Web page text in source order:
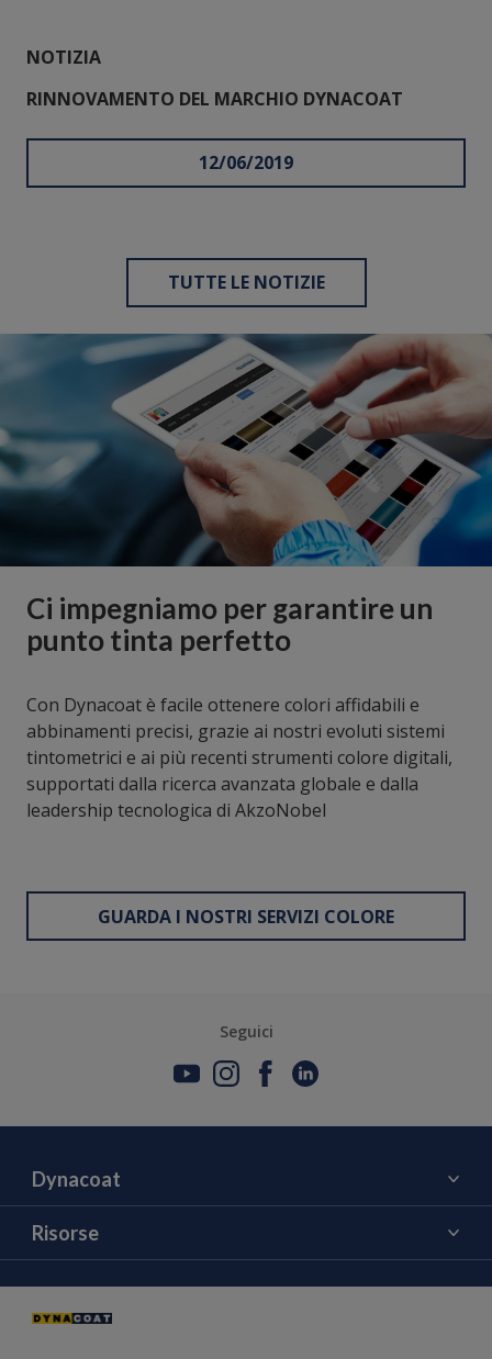
NOTIZIA
RINNOVAMENTO DEL MARCHIO DYNACOAT
12/06/2019
TUTTE LE NOTIZIE
Ci impegniamo per garantire un
punto tinta perfetto
Con Dynacoat è facile ottenere colori affidabili e
abbinamenti precisi, grazie ai nostri evoluti sistemi
tintometrici e ai più recenti strumenti colore digitali,
supportati dalla ricerca avanzata globale e dalla
leadership tecnologica di AkzoNobel
GUARDA I NOSTRI SERVIZI COLORE
Seguici
Dynacoat
Chi siamo
Contattaci
Notizie ed Eventi
Risorse